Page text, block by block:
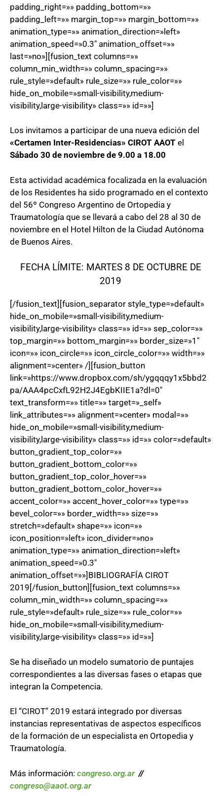
padding_right=»» padding_bottom=»»
padding_left=»» margin_top=»» margin_bottom=»»
animation_type=»» animation_direction=»left»
animation_speed=»0.3″ animation_offset=»»
last=»no»][fusion_text columns=»»
column_min_width=»» column_spacing=»»
rule_style=»default» rule_size=»» rule_color=»»
hide_on_mobile=»small-visibility,medium-
visibility,large-visibility» class=»» id=»»]
Los invitamos a participar de una nueva edición del
«Certamen Inter-Residencias» CIROT AAOT el
Sábado 30 de noviembre de 9.00 a 18.00
Esta actividad académica focalizada en la evaluación
de los Residentes ha sido programado en el contexto
del 56º Congreso Argentino de Ortopedia y
Traumatología que se llevará a cabo del 28 al 30 de
noviembre en el Hotel Hilton de la Ciudad Autónoma
de Buenos Aires.
FECHA LÍMITE: MARTES 8 DE OCTUBRE DE
2019
[/fusion_text][fusion_separator style_type=»default»
hide_on_mobile=»small-visibility,medium-
visibility,large-visibility» class=»» id=»» sep_color=»»
top_margin=»» bottom_margin=»» border_size=»1″
icon=»» icon_circle=»» icon_circle_color=»» width=»»
alignment=»center» /][fusion_button
link=»https://www.dropbox.com/sh/ygqqqy1x5bbd2
pa/AAA4pcCxfL92H2J4EgbKIIE1a?dl=0″
text_transform=»» title=»» target=»_self»
link_attributes=»» alignment=»center» modal=»»
hide_on_mobile=»small-visibility,medium-
visibility,large-visibility» class=»» id=»» color=»default»
button_gradient_top_color=»»
button_gradient_bottom_color=»»
button_gradient_top_color_hover=»»
button_gradient_bottom_color_hover=»»
accent_color=»» accent_hover_color=»» type=»»
bevel_color=»» border_width=»» size=»»
stretch=»default» shape=»» icon=»»
icon_position=»left» icon_divider=»no»
animation_type=»» animation_direction=»left»
animation_speed=»0.3″
animation_offset=»»]BIBLIOGRAFÍA CIROT
2019[/fusion_button][fusion_text columns=»»
column_min_width=»» column_spacing=»»
rule_style=»default» rule_size=»» rule_color=»»
hide_on_mobile=»small-visibility,medium-
visibility,large-visibility» class=»» id=»»]
Se ha diseñado un modelo sumatorio de puntajes
correspondientes a las diversas fases o etapas que
integran la Competencia.
El “CIROT” 2019 estará integrado por diversas
instancias representativas de aspectos específicos
de la formación de un especialista en Ortopedia y
Traumatología.
Más información: congreso.org.ar//
congreso@aaot.org.ar